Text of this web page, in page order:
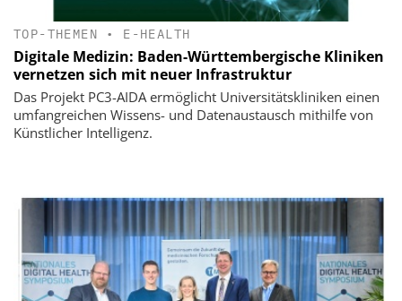
TOP-THEMEN • E-HEALTH
Digitale Medizin: Baden-Württembergische Kliniken
vernetzen sich mit neuer Infrastruktur
Das Projekt PC3-AIDA ermöglicht Universitätskliniken einen
umfangreichen Wissens- und Datenaustausch mithilfe von
Künstlicher Intelligenz.